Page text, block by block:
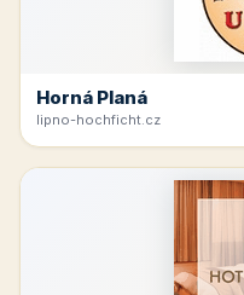
Horná Planá
lipno-hochficht.cz